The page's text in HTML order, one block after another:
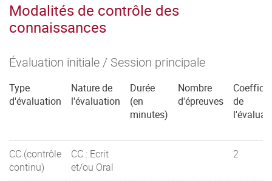
Modalités de contrôle des
connaissances
Évaluation initiale / Session principale
Type
d'évaluation
Nature de
l'évaluation
Durée
(en
minutes)
Nombre
d'épreuves
de
CC (contrôle
continu)
CC : Ecrit
et/ou Oral
2